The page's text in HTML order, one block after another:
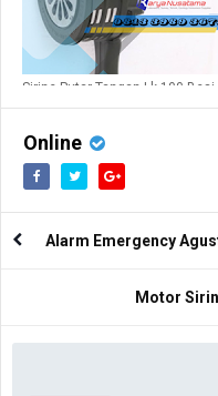
Sirine Putar Tangan Lk 100 Besi
Online
Alarm Emergency
Motor